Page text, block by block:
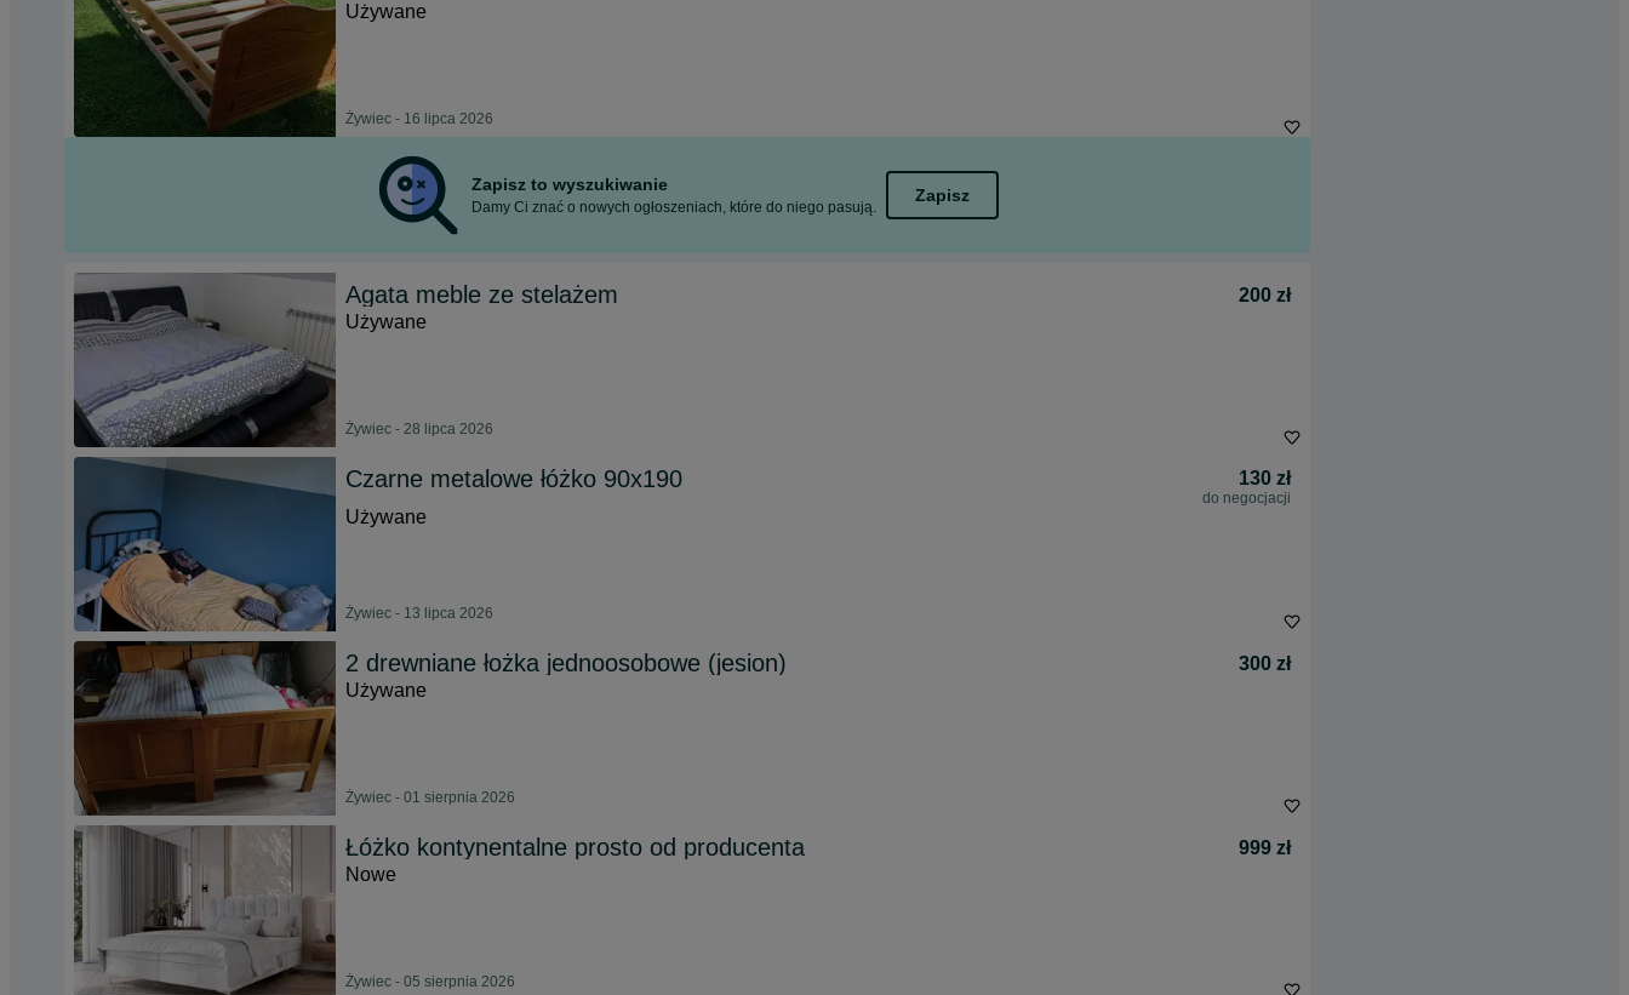
Używane
Żywiec - 16 lipca 2026
Zapisz to wyszukiwanie
Damy Ci znać o nowych ogłoszeniach, które do niego pasują.
Zapisz
Agata meble ze stelażem
200 zł
Używane
Żywiec - 28 lipca 2026
Czarne metalowe łóżko 90x190 130 zł
do negocjacji
Używane
Żywiec - 13 lipca 2026
2 drewniane łożka jednoosobowe (jesion)
300 zł
Używane
Żywiec - 01 sierpnia 2026
Łóżko kontynentalne prosto od producenta
999 zł
Nowe
Żywiec - 05 sierpnia 2026